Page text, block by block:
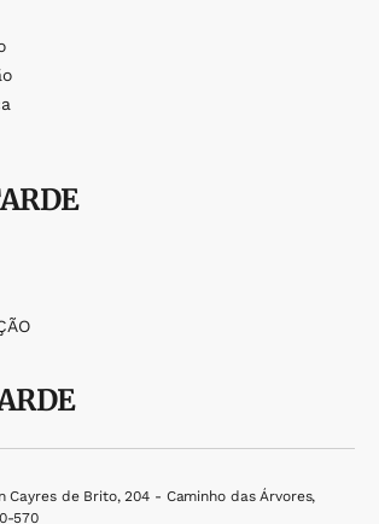
Cayres de Brito, 204 - Caminho das Árvores,
570